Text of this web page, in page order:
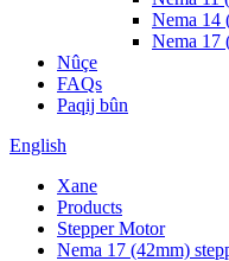
Nema 14
Nema 17
Nûçe
FAQs
Paqij bûn
English
Xane
Products
Stepper Motor
Nema 17 (42mm)